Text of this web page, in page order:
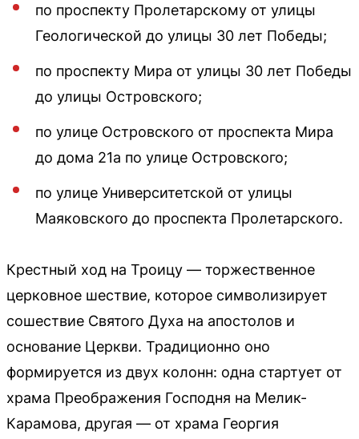
по проспекту Пролетарскому от улицы
Геологической до улицы 30 лет Победы;
по проспекту Мира от улицы 30 лет Победы
до улицы Островского;
по улице Островского от проспекта Мира
до дома 21а по улице Островского;
по улице Университетской от улицы
Маяковского до проспекта Пролетарского.
Крестный ход на Троицу — торжественное
церковное шествие, которое символизирует
сошествие Святого Духа на апостолов и
основание Церкви. Традиционно оно
формируется из двух колонн: одна стартует от
храма Преображения Господня на Мелик-
Карамова, другая — от храма Георгия